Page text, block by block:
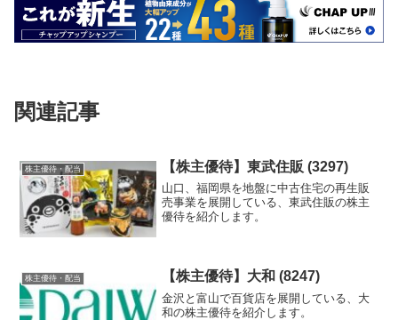
関連記事
株主優待・配当 【株主優待】東武住販 (3297)
山口、福岡県を地盤に中古住宅の再生販
売事業を展開している、東武住販の株主
優待を紹介します。
株主優待・配当 【株主優待】大和 (8247)
金沢と富山で百貨店を展開している、大
和の株主優待を紹介します。